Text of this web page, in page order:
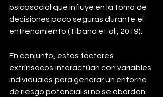
psicosocial que influye en la toma de
decisiones poco seguras durante el
entrenamiento (Tibana et al., 2019).
En conjunto, estos factores
extrínsecos interactúan con variables
individuales para generar un entorno
de riesgo potencial si no se abordan